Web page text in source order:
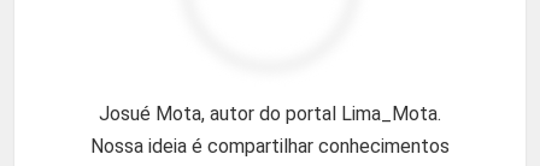
Josué Mota, autor do portal Lima_Mota.
Nossa ideia é compartilhar conhecimentos